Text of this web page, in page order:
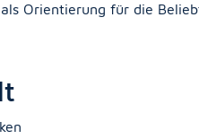
Orientierung für die